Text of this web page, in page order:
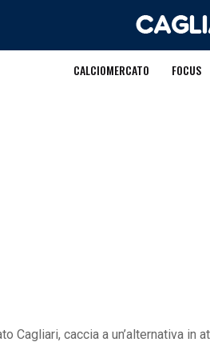
CALCIOMERCATO FOCUS
Cagliari, caccia a un’alternativa in